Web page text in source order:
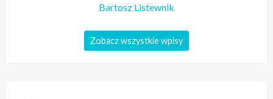
Bartosz Listewnik
Zobacz wszystkie wpisy